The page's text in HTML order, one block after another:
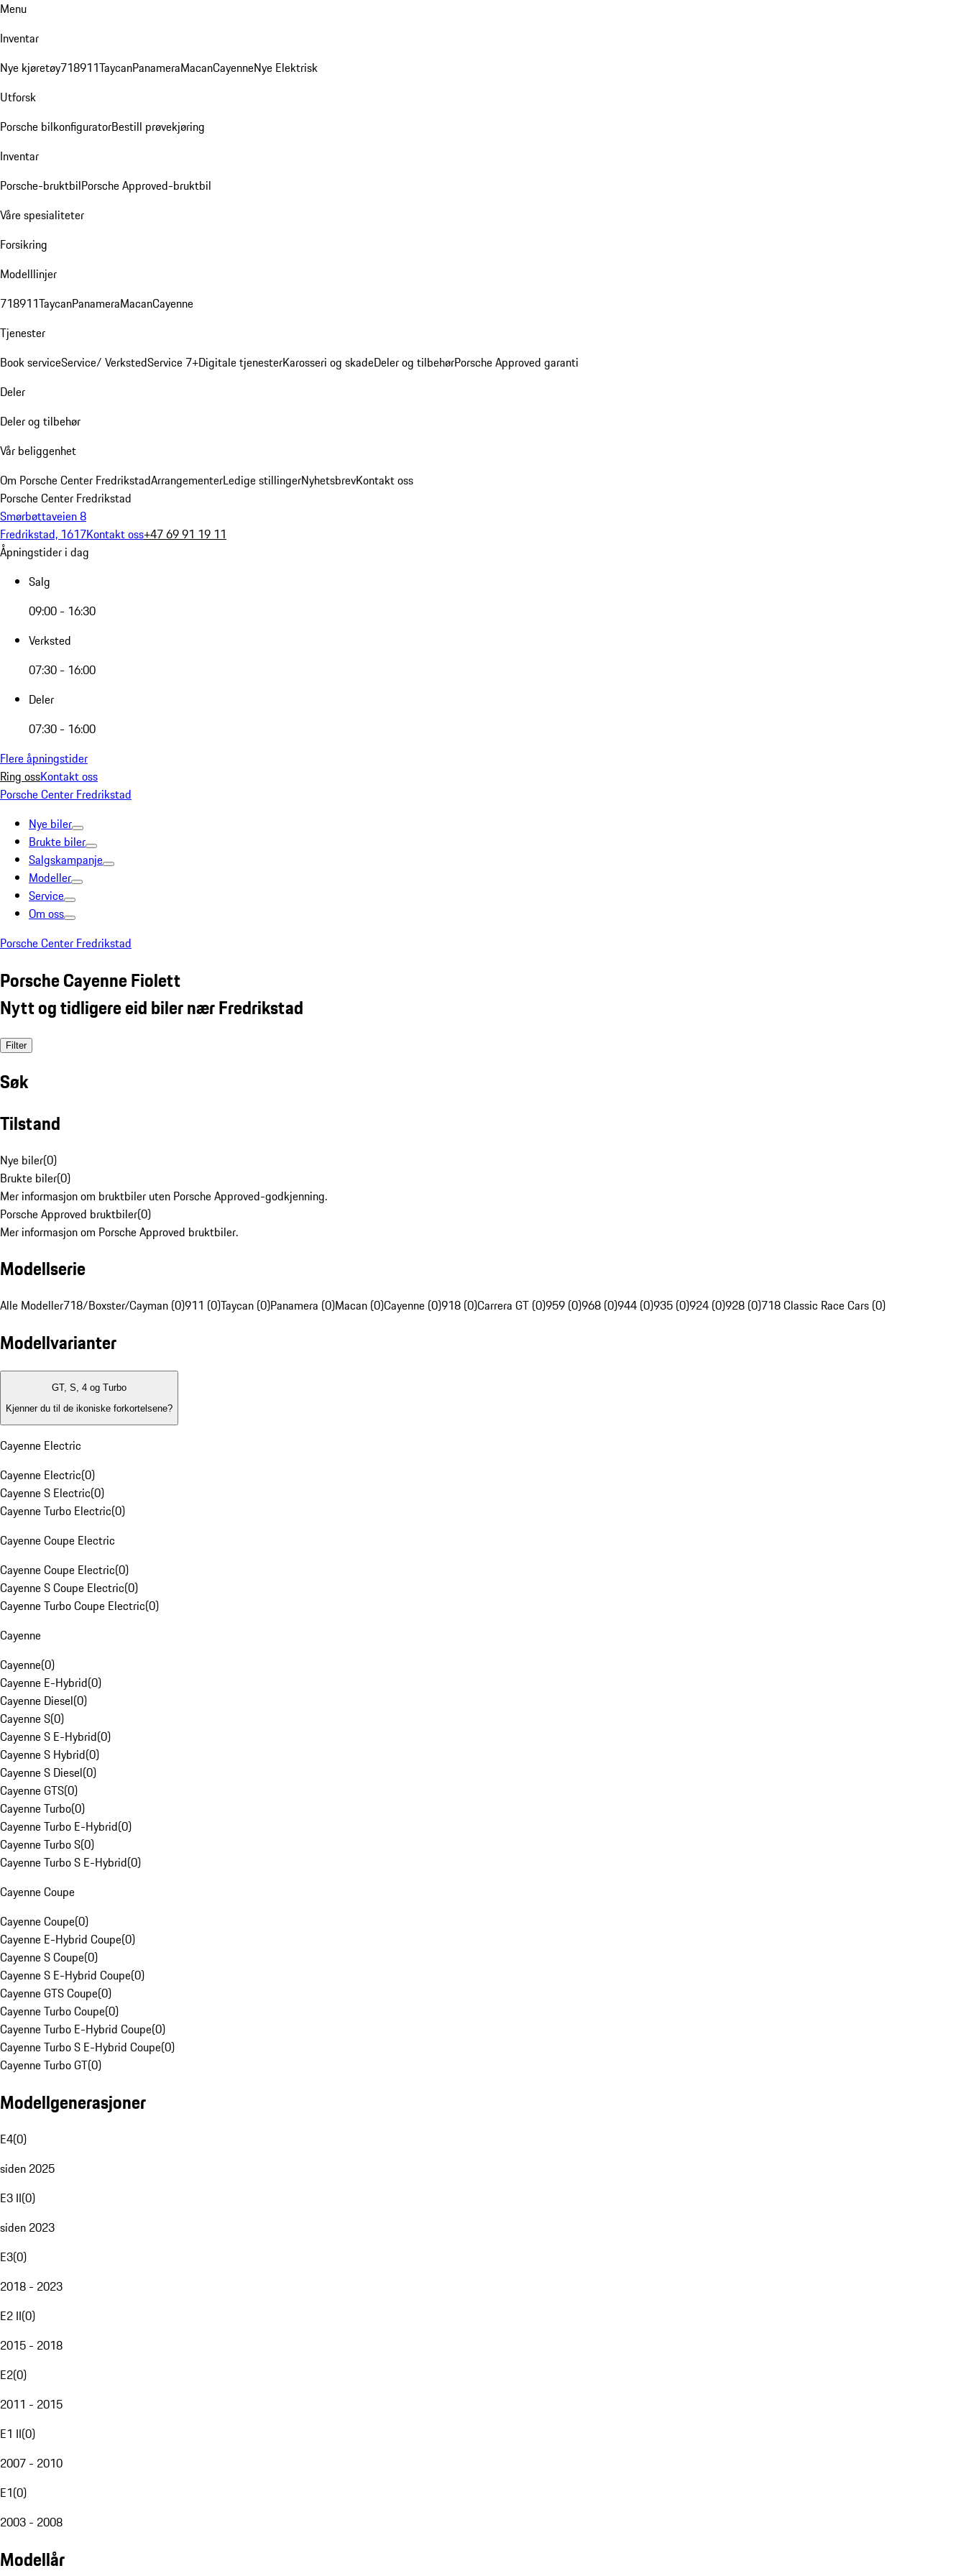
Menu
Inventar
Nye kjøretøy718911TaycanPanameraMacanCayenneNye Elektrisk
Utforsk
Porsche bilkonfiguratorBestill prøvekjøring
Inventar
Porsche-bruktbilPorsche Approved-bruktbil
Våre spesialiteter
Forsikring
Modelllinjer
718911TaycanPanameraMacanCayenne
Tjenester
Book serviceService/ VerkstedService 7+Digitale tjenesterKarosseri og skadeDeler og tilbehørPorsche Approved garanti
Deler
Deler og tilbehør
Vår beliggenhet
Om Porsche Center FredrikstadArrangementerLedige stillingerNyhetsbrevKontakt oss
Porsche Center Fredrikstad
Smørbøttaveien 8
Fredrikstad, 1617Kontakt oss+47 69 91 19 11
Åpningstider i dag
Salg
09:00 - 16:30
Verksted
07:30 - 16:00
Deler
07:30 - 16:00
Flere åpningstider
Ring ossKontakt oss
Porsche Center Fredrikstad
Nye biler
Brukte biler
Salgskampanje
Modeller
Service
Om oss
Porsche Center Fredrikstad
Porsche Cayenne Fiolett
Nytt og tidligere eid biler nær Fredrikstad
Filter
Søk
Tilstand
Nye biler(0)
Brukte biler(0)
Mer informasjon om bruktbiler uten Porsche Approved-godkjenning.
Porsche Approved bruktbiler(0)
Mer informasjon om Porsche Approved bruktbiler.
Modellserie
Alle Modeller718/Boxster/Cayman (0)911 (0)Taycan (0)Panamera (0)Macan (0)Cayenne (0)918 (0)Carrera GT (0)959 (0)968 (0)944 (0)935 (0)924 (0)928 (0)718 Classic Race Cars (0)
Modellvarianter
GT, S, 4 og Turbo
Kjenner du til de ikoniske forkortelsene?
Cayenne Electric
Cayenne Electric(0)
Cayenne S Electric(0)
Cayenne Turbo Electric(0)
Cayenne Coupe Electric
Cayenne Coupe Electric(0)
Cayenne S Coupe Electric(0)
Cayenne Turbo Coupe Electric(0)
Cayenne
Cayenne(0)
Cayenne E-Hybrid(0)
Cayenne Diesel(0)
Cayenne S(0)
Cayenne S E-Hybrid(0)
Cayenne S Hybrid(0)
Cayenne S Diesel(0)
Cayenne GTS(0)
Cayenne Turbo(0)
Cayenne Turbo E-Hybrid(0)
Cayenne Turbo S(0)
Cayenne Turbo S E-Hybrid(0)
Cayenne Coupe
Cayenne Coupe(0)
Cayenne E-Hybrid Coupe(0)
Cayenne S Coupe(0)
Cayenne S E-Hybrid Coupe(0)
Cayenne GTS Coupe(0)
Cayenne Turbo Coupe(0)
Cayenne Turbo E-Hybrid Coupe(0)
Cayenne Turbo S E-Hybrid Coupe(0)
Cayenne Turbo GT(0)
Modellgenerasjoner
E4(0)
siden 2025
E3 II(0)
siden 2023
E3(0)
2018 - 2023
E2 II(0)
2015 - 2018
E2(0)
2011 - 2015
E1 II(0)
2007 - 2010
E1(0)
2003 - 2008
Modellår